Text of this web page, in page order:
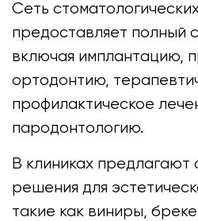
Сеть
предоставляет полный
включая имплантацию,
ортодонтию,
профилактическое
пародонтологию.
В клиниках
решения для
такие как виниры,